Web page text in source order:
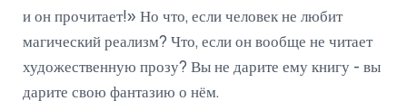
и он прочитает!» Но что, если человек не любит
магический реализм? Что, если он вообще не читает
художественную прозу? Вы не дарите ему книгу - вы
дарите свою фантазию о нём.